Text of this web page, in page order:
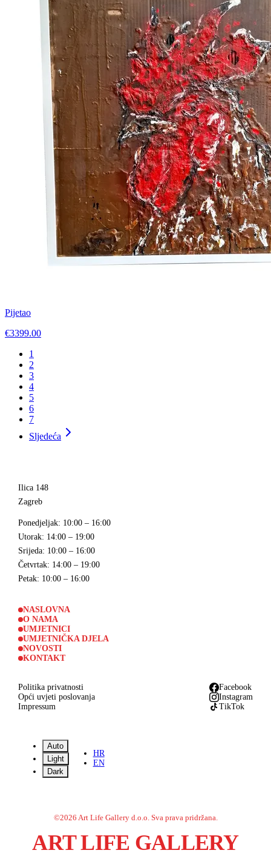
Pijetao
€3399.00
1
2
3
4
5
6
7
Sljedeća
Ilica 148
Zagreb
Ponedjeljak: 10:00 – 16:00
Utorak: 14:00 – 19:00
Srijeda: 10:00 – 16:00
Četvrtak: 14:00 – 19:00
Petak: 10:00 – 16:00
NASLOVNA
O NAMA
UMJETNICI
UMJETNIČKA DJELA
NOVOSTI
KONTAKT
Politika privatnosti
Opći uvjeti poslovanja
Impressum
Facebook
Instagram
TikTok
Auto
Light
Dark
HR
EN
©2026 Art Life Gallery d.o.o. Sva prava pridržana.
ART LIFE GALLERY